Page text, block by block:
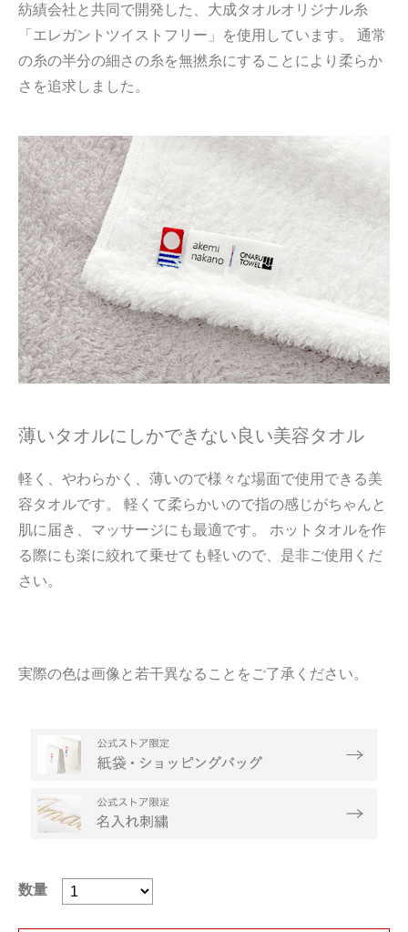
紡績会社と共同で開発した、大成タオルオリジナル糸
「エレガントツイストフリー」を使用しています。 通常
の糸の半分の細さの糸を無撚糸にすることにより柔らか
さを追求しました。
薄いタオルにしかできない良い美容タオル
軽く、やわらかく、薄いので様々な場面で使用できる美
容タオルです。 軽くて柔らかいので指の感じがちゃんと
肌に届き、マッサージにも最適です。 ホットタオルを作
る際にも楽に絞れて乗せても軽いので、是非ご使用くだ
さい。
実際の色は画像と若干異なることをご了承ください。
数量